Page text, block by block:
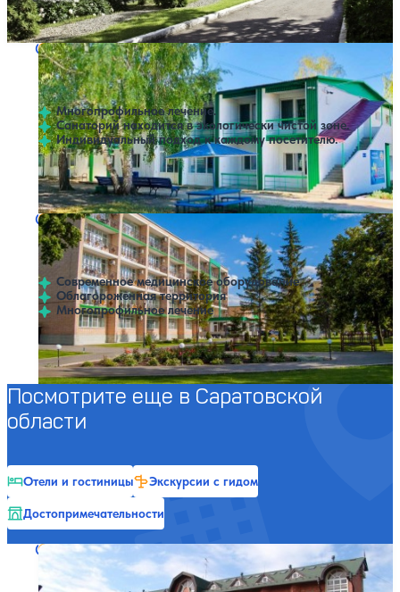
Профилей лечения:4 Крытый бассейн SPA
Санаторий Пугачевский
Заречный
Многопрофильное лечение.
Санаторий находится в экологически чистой зоне.
Индивидуальный подход к каждому посетителю.
Профилей лечения:2
Нет цен или свободных мест на выбранные даты
Выбрать другой вариант
Санаторий Изумруд
4.5155 отзывов
Балаково
Современное медицинское оборудование
Облагороженная территория
Многопрофильное лечение
Профилей лечения:5 Крытый бассейн SPA
Нет цен или свободных мест на выбранные даты
Выбрать другой вариант
Посмотрите еще в Саратовской
области
Отели и гостиницы
Экскурсии с гидом
Достопримечательности
Санаторий Нива
4.1 43 отзыва
Орловское
Нет цен или свободных мест на выбранные даты
Выбрать другой вариант